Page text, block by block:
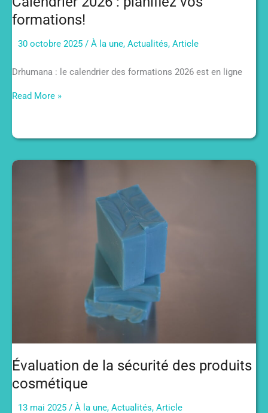
formations!
30 octobre 2025 / À la une, Actualités, Article
Drhumana : le calendrier des formations 2026 est en ligne
Calendrier
vos
Read More »
Évaluation de la sécurité des produits
cosmétique
13 mai 2025 / À la une, Actualités, Article